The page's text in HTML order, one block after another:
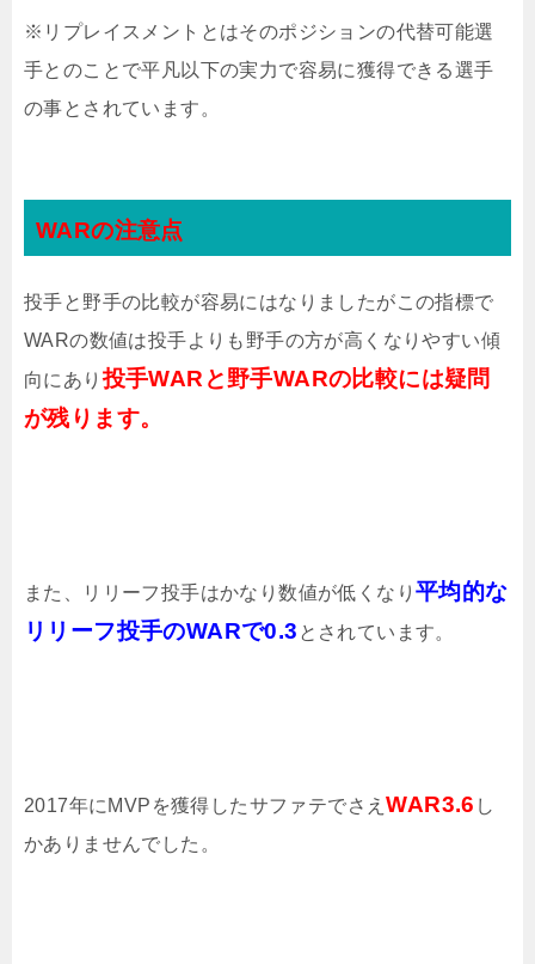
※リプレイスメントとはそのポジションの代替可能選
手とのことで平凡以下の実力で容易に獲得できる選手
の事とされています。
WARの注意点
投手と野手の比較が容易にはなりましたがこの指標で
WARの数値は投手よりも野手の方が高くなりやすい傾
向にあり投手WARと野手WARの比較には疑問
が残ります。
また、リリーフ投手はかなり数値が低くなり平均的な
リリーフ投手のWARで0.3 とされています。
2017年にMVPを獲得したサファテでさえWAR3.6 し
かありませんでした。